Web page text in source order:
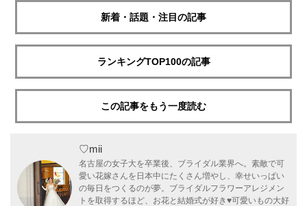
新着・話題・注目の記事
ランキングTOP100の記事
この記事をもう一度読む
♡mii
名古屋の女子大を卒業後、ブライダル業界へ。素敵で可
愛い花嫁さんを日本中にたくさん増やし、幸せいっぱい
の毎日をつくるのが夢。ブライダルフラワーアレジメン
トを取得するほど、お花と結婚式が好き♥可愛いもの大好